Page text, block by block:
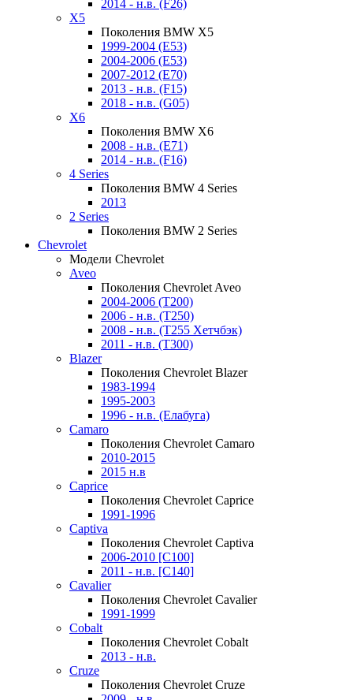
2014 - н.в. (F26)
X5
Поколения BMW X5
1999-2004 (E53)
2004-2006 (E53)
2007-2012 (E70)
2013 - н.в. (F15)
2018 - н.в. (G05)
X6
Поколения BMW X6
2008 - н.в. (E71)
2014 - н.в. (F16)
4 Series
Поколения BMW 4 Series
2013
2 Series
Поколения BMW 2 Series
Chevrolet
Модели Chevrolet
Aveo
Поколения Chevrolet Aveo
2004-2006 (T200)
2006 - н.в. (T250)
2008 - н.в. (T255 Хетчбэк)
2011 - н.в. (Т300)
Blazer
Поколения Chevrolet Blazer
1983-1994
1995-2003
1996 - н.в. (Елабуга)
Camaro
Поколения Chevrolet Camaro
2010-2015
2015 н.в
Caprice
Поколения Chevrolet Caprice
1991-1996
Captiva
Поколения Chevrolet Captiva
2006-2010 [C100]
2011 - н.в. [C140]
Cavalier
Поколения Chevrolet Cavalier
1991-1999
Cobalt
Поколения Chevrolet Cobalt
2013 - н.в.
Cruze
Поколения Chevrolet Cruze